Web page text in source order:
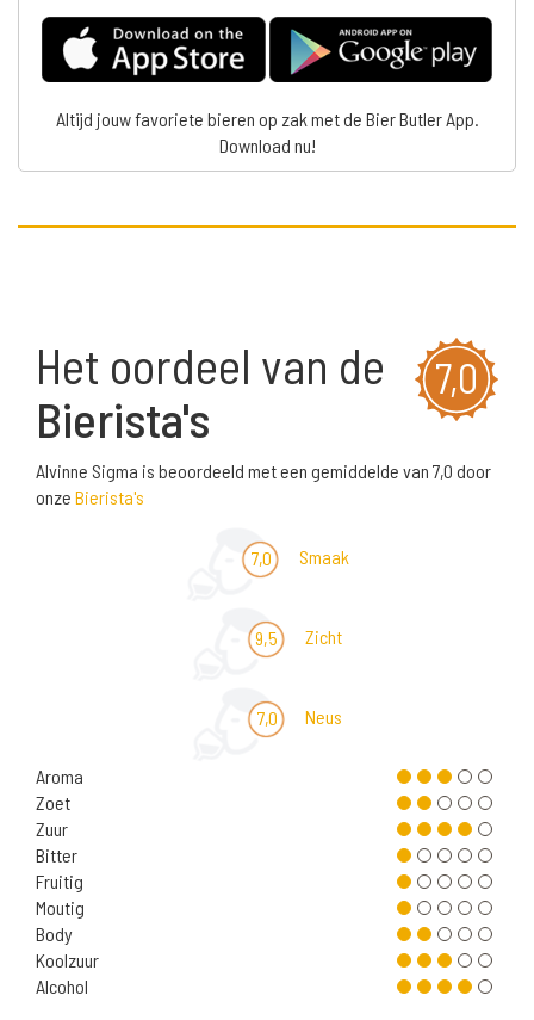
Altijd jouw favoriete bieren op zak met de Bier Butler App.
Download nu!
7,0
Het oordeel van de
Bierista's
Alvinne Sigma is beoordeeld met een gemiddelde van 7,0 door
onze Bierista's
7,0 Smaak
9,5 Zicht
7,0 Neus
Aroma
Zoet
Zuur
Bitter
Fruitig
Moutig
Body
Koolzuur
Alcohol